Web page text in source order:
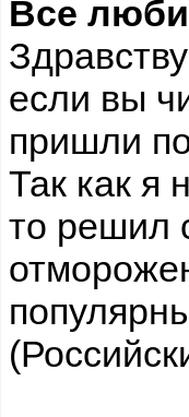
Все
если вы
пришли
Так как я
то решил